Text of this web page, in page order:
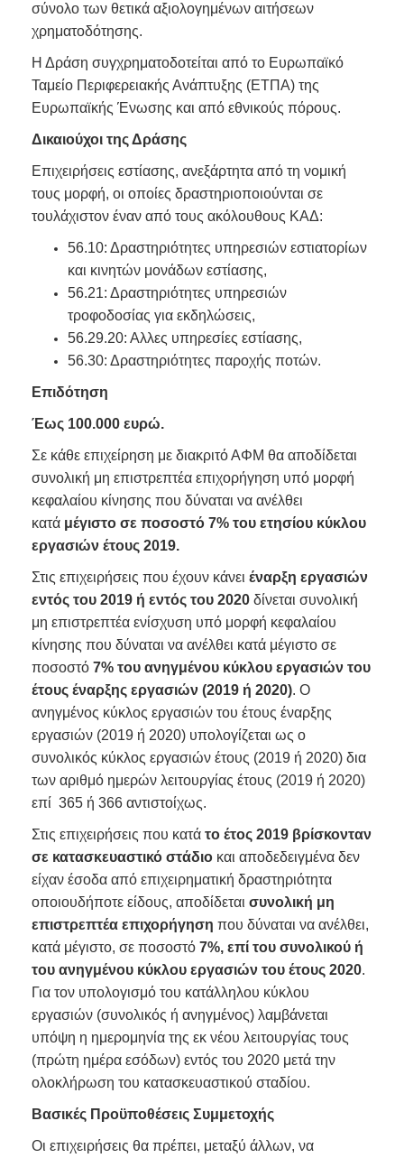
σύνολο των θετικά αξιολογημένων αιτήσεων
χρηματοδότησης.
Η Δράση συγχρηματοδοτείται από το Ευρωπαϊκό
Ταμείο Περιφερειακής Ανάπτυξης (ΕΤΠΑ) της
Ευρωπαϊκής Ένωσης και από εθνικούς πόρους.
Δικαιούχοι της Δράσης
Επιχειρήσεις εστίασης, ανεξάρτητα από τη νομική
τους μορφή, οι οποίες δραστηριοποιούνται σε
τουλάχιστον έναν από τους ακόλουθους ΚΑΔ:
56.10: Δραστηριότητες υπηρεσιών εστιατορίων
και κινητών μονάδων εστίασης,
56.21: Δραστηριότητες υπηρεσιών
τροφοδοσίας για εκδηλώσεις,
56.29.20: Αλλες υπηρεσίες εστίασης,
56.30: Δραστηριότητες παροχής ποτών.
Επιδότηση
Έως 100.000 ευρώ.
Σε κάθε επιχείρηση με διακριτό ΑΦΜ θα αποδίδεται
συνολική μη επιστρεπτέα επιχορήγηση υπό μορφή
κεφαλαίου κίνησης που δύναται να ανέλθει
κατά μέγιστο σε ποσοστό 7% του ετησίου κύκλου
εργασιών έτους 2019.
Στις επιχειρήσεις που έχουν κάνει έναρξη εργασιών
εντός του 2019 ή εντός του 2020 δίνεται συνολική
μη επιστρεπτέα ενίσχυση υπό μορφή κεφαλαίου
κίνησης που δύναται να ανέλθει κατά μέγιστο σε
ποσοστό 7% του ανηγμένου κύκλου εργασιών του
έτους έναρξης εργασιών (2019 ή 2020). Ο
ανηγμένος κύκλος εργασιών του έτους έναρξης
εργασιών (2019 ή 2020) υπολογίζεται ως ο
συνολικός κύκλος εργασιών έτους (2019 ή 2020) δια
των αριθμό ημερών λειτουργίας έτους (2019 ή 2020)
επί 365 ή 366 αντιστοίχως.
Στις επιχειρήσεις που κατά το έτος 2019 βρίσκονταν
σε κατασκευαστικό στάδιο και αποδεδειγμένα δεν
είχαν έσοδα από επιχειρηματική δραστηριότητα
οποιουδήποτε είδους, αποδίδεται συνολική μη
επιστρεπτέα επιχορήγηση που δύναται να ανέλθει,
κατά μέγιστο, σε ποσοστό 7%, επί του συνολικού ή
του ανηγμένου κύκλου εργασιών του έτους 2020.
Για τον υπολογισμό του κατάλληλου κύκλου
εργασιών (συνολικός ή ανηγμένος) λαμβάνεται
υπόψη η ημερομηνία της εκ νέου λειτουργίας τους
(πρώτη ημέρα εσόδων) εντός του 2020 μετά την
ολοκλήρωση του κατασκευαστικού σταδίου.
Βασικές Προϋποθέσεις Συμμετοχής
Οι επιχειρήσεις θα πρέπει, μεταξύ άλλων, να